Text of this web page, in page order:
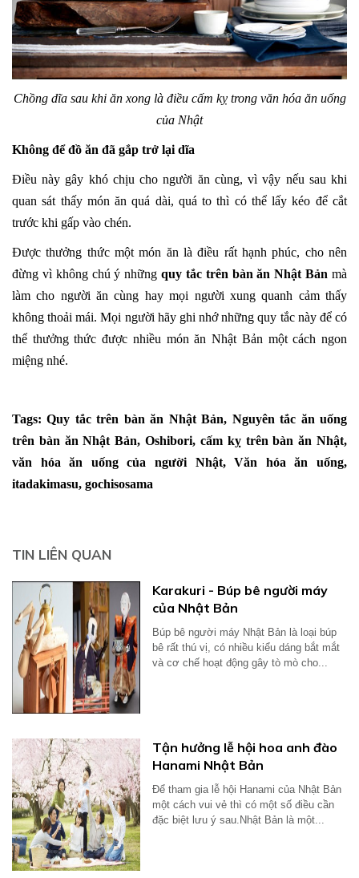
Chồng dĩa sau khi ăn xong là điều cấm kỵ trong văn hóa ăn uống
của Nhật
Không để đồ ăn đã gắp trở lại dĩa
Điều này gây khó chịu cho người ăn cùng, vì vậy nếu sau khi
quan sát thấy món ăn quá dài, quá to thì có thể lấy kéo để cắt
trước khi gấp vào chén.
Được thưởng thức một món ăn là điều rất hạnh phúc, cho nên
đừng vì không chú ý nhữngquy tắc trên bàn ăn Nhật Bản mà
làm cho người ăn cùng hay mọi người xung quanh cảm thấy
không thoải mái. Mọi người hãy ghi nhớ những quy tắc này để có
thể thưởng thức được nhiều món ăn Nhật Bản một cách ngon
miệng nhé.
Tags: Quy tắc trên bàn ăn Nhật Bản, Nguyên tắc ăn uống
trên bàn ăn Nhật Bản, Oshibori, cấm kỵ trên bàn ăn Nhật,
văn hóa ăn uống của người Nhật, Văn hóa ăn uống,
itadakimasu, gochisosama
TIN LIÊN QUAN
Karakuri - Búp bê người máy
của Nhật Bản
Búp bê người máy Nhật Bản là loại búp
bê rất thú vị, có nhiều kiểu dáng bắt mắt
và cơ chế hoạt động gây tò mò cho...
Tận hưởng lễ hội hoa anh đào
Hanami Nhật Bản
Để tham gia lễ hội Hanami của Nhật Bản
một cách vui vẻ thì có một số điều cần
đặc biệt lưu ý sau.Nhật Bản là một...